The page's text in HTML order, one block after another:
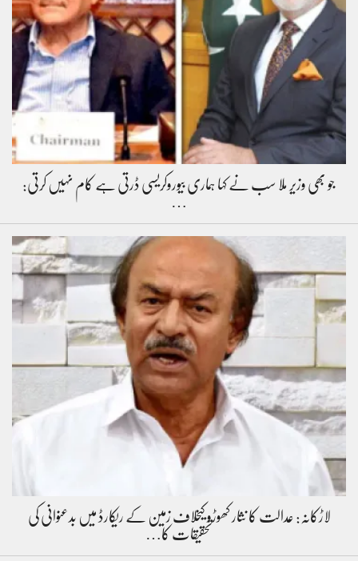
جو بھی وزیر ملا سب نے کہا ہماری بیوروکریسی ڈرتی ہے کام نہیں کرتی:
لاڑکانہ: عدالت کا نثار کھوڑو کیخلاف زمین کے ریکارڈ میں بدعنوانی کی
تحقیقات کا…